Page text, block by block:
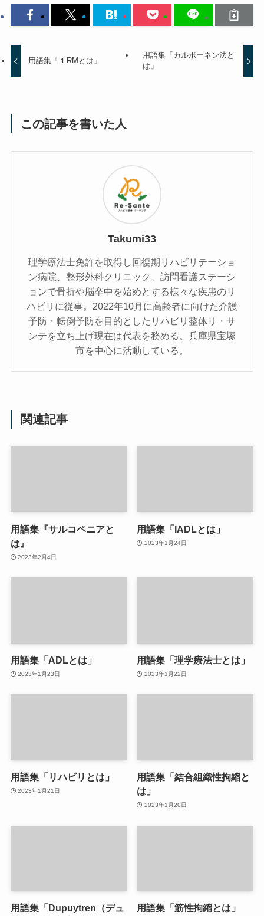
用語集「１RMとは」
用語集「カルボーネン法と
は」
この記事を書いた人
Takumi33
理学療法士免許を取得し回復期リハビリテーショ
ン病院、整形外科クリニック、訪問看護ステーシ
ョンで骨折や脳卒中を始めとする様々な疾患のリ
ハビリに従事。2022年10月に高齢者に向けた介護
予防・転倒予防を目的としたリハビリ整体リ・サ
ンテを立ち上げ現在は代表を務める。兵庫県宝塚
市を中心に活動している。
関連記事
用語集『サルコペニアと
は』
2023年2月4日
用語集「IADLとは」
2023年1月24日
用語集「ADLとは」
2023年1月23日
用語集「理学療法士とは」
2023年1月22日
用語集「リハビリとは」
2023年1月21日
用語集「結合組織性拘縮と
は」
2023年1月20日
用語集「Dupuytren（デュ
用語集「筋性拘縮とは」